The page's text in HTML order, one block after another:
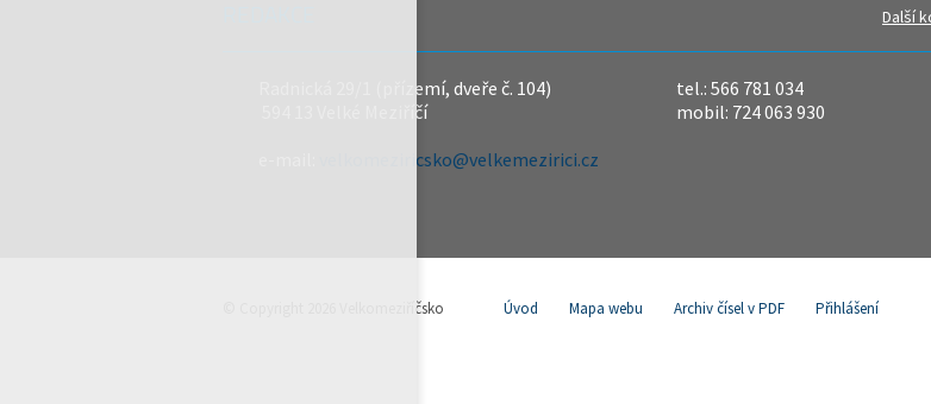
Další
Radnická 29/1 (přízemí, dveře č. 104)
594 13 Velké Meziříčí
velkomeziricsko@velkemezirici.cz
tel.: 566 781 034
mobil: 724 063 930
© Copyright 2026 Velkomeziříčsko Úvod Mapa webu Archiv čísel v PDF Přihlášení